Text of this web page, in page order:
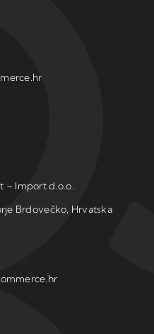
– Import d.o.o.
Brdovečko, Hrvatska